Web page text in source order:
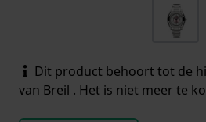
Dit product behoort tot de
van Breil . Het is niet meer te